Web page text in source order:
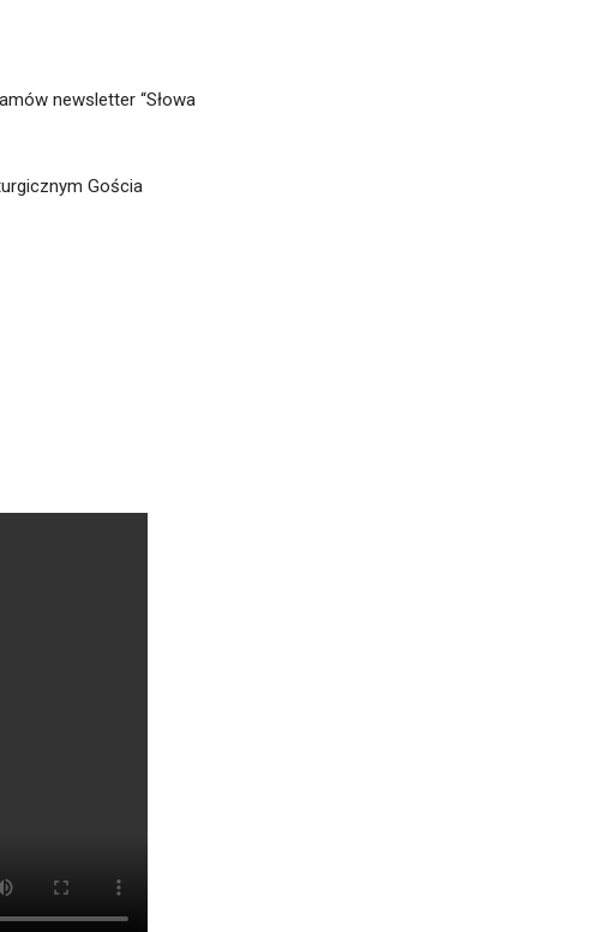
newsletter “Słowa
Gościa